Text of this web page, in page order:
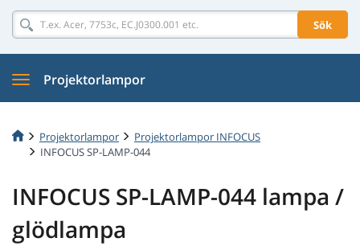
Sök
Projektorlampor
Projektorlampor
Projektorlampor INFOCUS
INFOCUS SP-LAMP-044
INFOCUS SP-LAMP-044 lampa /
glödlampa